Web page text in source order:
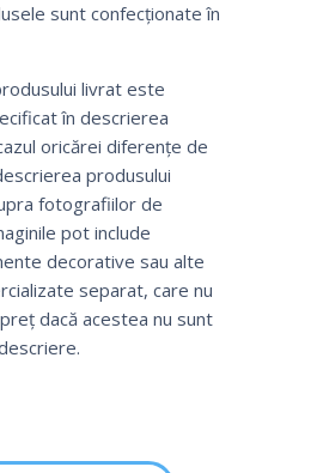
sunt confecționate în
livrat este
în descrierea
oricărei diferențe de
produsului
fotografiilor de
pot include
decorative sau alte
separat, care nu
dacă acestea nu sunt